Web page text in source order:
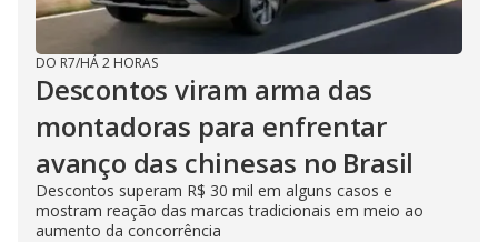
DO R7/HÁ 2 HORAS
Descontos viram arma das
montadoras para enfrentar
avanço das chinesas no Brasil
Descontos superam R$ 30 mil em alguns casos e
mostram reação das marcas tradicionais em meio ao
aumento da concorrência